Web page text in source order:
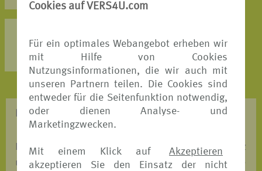
Cookies auf VERS4U.com
Für ein optimales Webangebot erheben wir
mit Hilfe von Cookies
Nutzungsinformationen, die wir auch mit
unseren Partnern teilen. Die Cookies sind
entweder für die Seitenfunktion notwendig,
oder dienen Analyse- und
Marketingzwecken.
Mit einem Klick auf
Akzeptieren
akzeptieren Sie den Einsatz der nicht
MEHR DETAILS >
REISESCHUTZ - WAS BRAUCHE ICH?
Entscheiden Sie, mit welchem Versicherungsschutz
und mit welchem unserer Versicherungspartner Sie